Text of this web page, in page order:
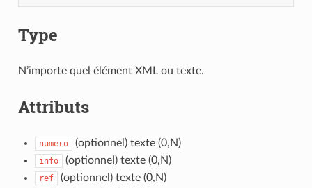
Type
N’importe quel élément XML ou texte.
Attributs
numero (optionnel) texte (0,N)
info (optionnel) texte (0,N)
ref (optionnel) texte (0,N)